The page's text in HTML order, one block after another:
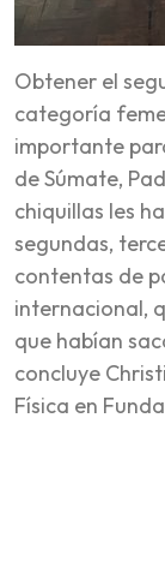
Obtener el
categoría
importante
de Súmate,
chiquillas les
segundas,
contentas de
internacional,
que habían
concluye
Física en